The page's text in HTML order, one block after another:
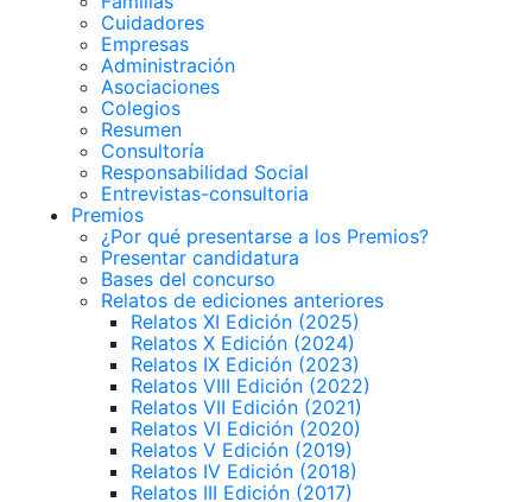
Cuidadores
Empresas
Administración
Asociaciones
Colegios
Resumen
Consultoría
Responsabilidad Social
Entrevistas-consultoria
Premios
¿Por qué presentarse a los Premios?
Presentar candidatura
Bases del concurso
Relatos de ediciones anteriores
Relatos XI Edición (2025)
Relatos X Edición (2024)
Relatos IX Edición (2023)
Relatos VIII Edición (2022)
Relatos VII Edición (2021)
Relatos VI Edición (2020)
Relatos V Edición (2019)
Relatos IV Edición (2018)
Relatos III Edición (2017)